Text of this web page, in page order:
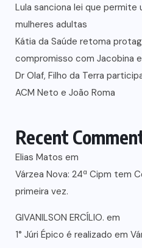
Lula sanciona lei que
mulheres adultas
Kátia da Saúde retoma
compromisso com Jacobina
Dr Olaf, Filho da Terra
ACM Neto e João Roma
Recent
Elias Matos em
Várzea Nova: 24ª Cipm tem
primeira vez.
GIVANILSON ERCÍLIO. em
1° Júri Épico é realizado em